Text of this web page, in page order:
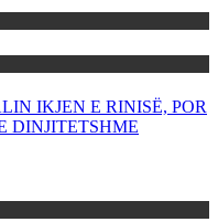
IKJEN E RINISË, POR
DINJITETSHME